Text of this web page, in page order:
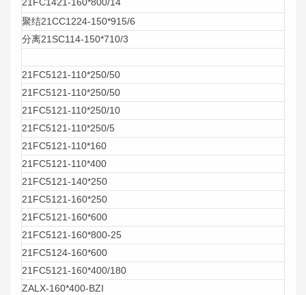
21FC1421-160*800/14
聚结21CC1224-150*915/6
分离21SC114-150*710/3
21FC5121-110*250/50
21FC5121-110*250/50
21FC5121-110*250/10
21FC5121-110*250/5
21FC5121-110*160
21FC5121-110*400
21FC5121-140*250
21FC5121-160*250
21FC5121-160*600
21FC5121-160*800-25
21FC5124-160*600
21FC5121-160*400/180
ZALX-160*400-BZI